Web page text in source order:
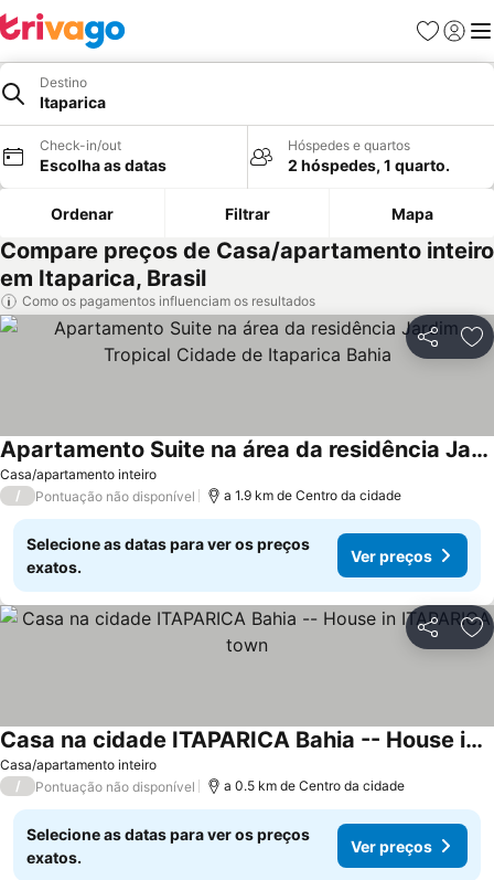
Favoritos
Iniciar
Destino
Itaparica
Check-in/out
Escolha as datas
Hóspedes e quartos
2 hóspedes, 1 quarto.
Ordenar Filtrar Mapa
Compare preços de Casa/apartamento inteiro
em Itaparica, Brasil
Como os pagamentos influenciam os resultados
Partilhar
Casa/apartamento inteiro
Apartamento Suite na área da residência Jardim Tropical Cidade de Itaparica Bahia
Ver preços
/ Pontuação não disponível a 1.9 km de Centro da cidade
Selecione as datas para ver os preços
exatos.
Ver preços
Partilhar
Casa/apartamento inteiro
Casa na cidade ITAPARICA Bahia -- House in ITAPARICA town
Ver preços
/ Pontuação não disponível a 0.5 km de Centro da cidade
Selecione as datas para ver os preços
exatos.
Ver preços